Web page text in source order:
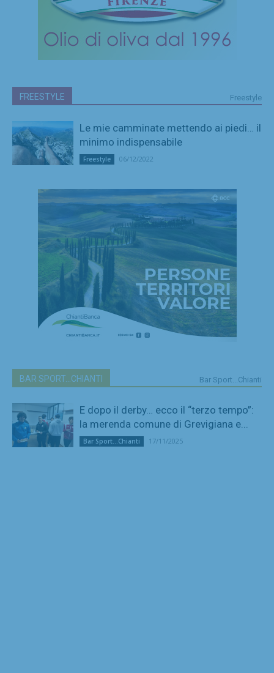
FREESTYLE Freestyle
Le mie camminate mettendo ai piedi… il
minimo indispensabile
Freestyle 06/12/2022
BAR SPORT...CHIANTI Bar Sport...Chianti
E dopo il derby… ecco il “terzo tempo”:
la merenda comune di Grevigiana e...
Bar Sport...Chianti 17/11/2025